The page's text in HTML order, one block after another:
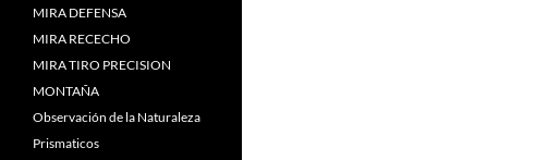
MIRA DEFENSA
MIRA RECECHO
MIRA TIRO PRECISION
MONTAÑA
Observación de la Naturaleza
Prismaticos